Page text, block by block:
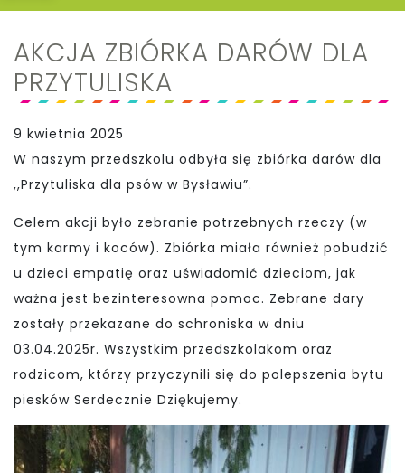
AKCJA ZBIÓRKA DARÓW DLA
PRZYTULISKA
9 kwietnia 2025
W naszym przedszkolu odbyła się zbiórka darów dla
,,Przytuliska dla psów w Bysławiu”.
Celem akcji było zebranie potrzebnych rzeczy (w
tym karmy i koców). Zbiórka miała również pobudzić
u dzieci empatię oraz uświadomić dzieciom, jak
ważna jest bezinteresowna pomoc. Zebrane dary
zostały przekazane do schroniska w dniu
03.04.2025r. Wszystkim przedszkolakom oraz
rodzicom, którzy przyczynili się do polepszenia bytu
piesków Serdecznie Dziękujemy.